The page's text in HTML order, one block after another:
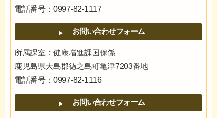
電話番号：0997-82-1117
所属課室：健康増進課国保係
鹿児島県大島郡徳之島町亀津7203番地
電話番号：0997-82-1116